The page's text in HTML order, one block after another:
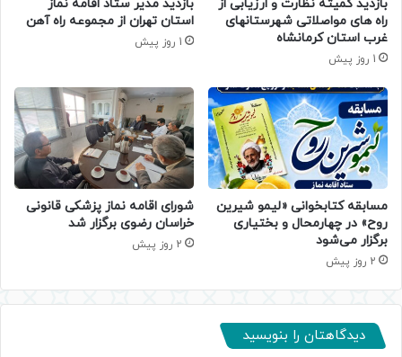
بازدید کمیته نظارت و ارزیابی از
راه های مواصلاتی شهرستانهای
غرب استان کرمانشاه
1 روز پیش
بازدید مدیر ستاد اقامه نماز
استان تهران از مجموعه راه آهن
1 روز پیش
مسابقه کتابخوانی «لیمو شیرین
روح» در چهارمحال و بختیاری
برگزار می‌شود
2 روز پیش
شورای اقامه نماز پزشکی قانونی
خراسان رضوی برگزار شد
2 روز پیش
دیدگاهتان را بنویسید